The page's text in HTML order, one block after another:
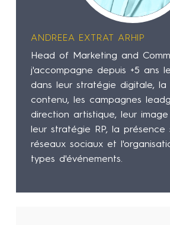
ANDREEA EXTRAT ARHIP
Head of Marketing and
j'accompagne depuis +5 ans
dans leur stratégie digitale,
contenu, les campagnes
direction artistique, leur
leur stratégie RP, la présence
réseaux sociaux et
types d'événements.